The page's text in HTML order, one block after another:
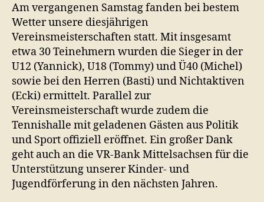
Am vergangenen Samstag fanden bei bestem
Wetter unsere diesjährigen
Vereinsmeisterschaften statt. Mit insgesamt
etwa 30 Teinehmern wurden die Sieger in der
U12 (Yannick), U18 (Tommy) und Ü40 (Michel)
sowie bei den Herren (Basti) und Nichtaktiven
(Ecki) ermittelt. Parallel zur
Vereinsmeisterschaft wurde zudem die
Tennishalle mit geladenen Gästen aus Politik
und Sport offiziell eröffnet. Ein großer Dank
geht auch an die VR-Bank Mittelsachsen für die
Unterstützung unserer Kinder- und
Jugendförferung in den nächsten Jahren.